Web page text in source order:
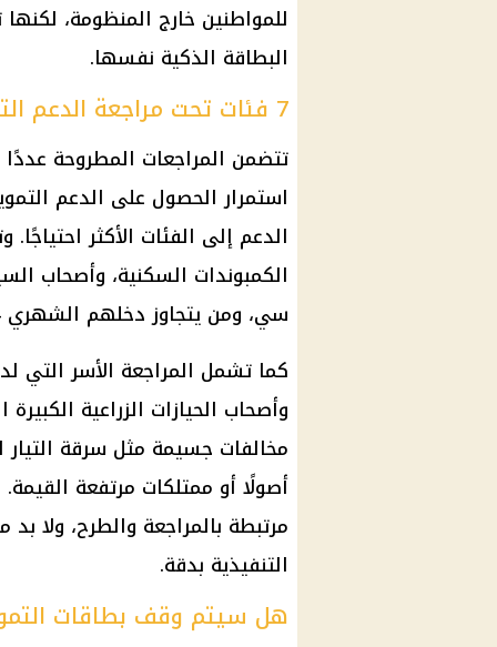
للمواطنين خارج المنظومة،
البطاقة الذكية نفسها.
7 فئات تحت مراجعة الدعم التمويني
تتضمن المراجعات المطروحة
استمرار الحصول على الدعم
الدعم إلى الفئات الأكثر
سي، ومن يتجاوز دخلهم الشهري 24 ألف جنيه.
كما تشمل المراجعة الأسر التي
وأصحاب الحيازات الزراعية الكبيرة التي تصل إلى 10
مخالفات جسيمة مثل سرقة التيار
أصولًا أو ممتلكات مرتفعة
مرتبطة بالمراجعة والطرح، ولا
التنفيذية بدقة.
هل سيتم وقف بطاقات